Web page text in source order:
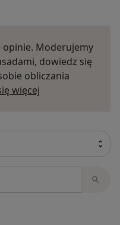
opinie. Moderujemy
dowiedz się
obliczania
więcej